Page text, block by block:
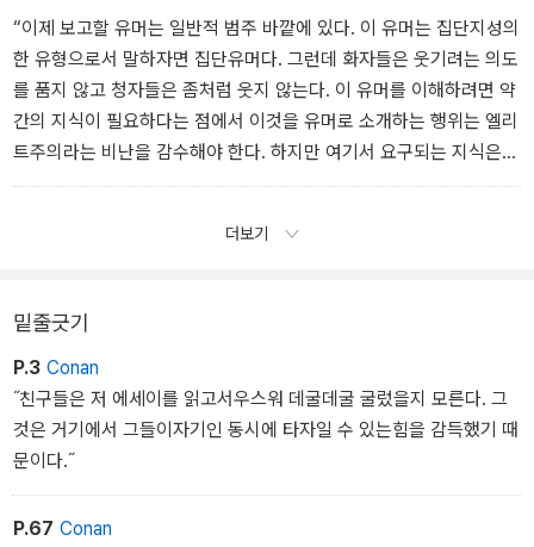
“이제 보고할 유머는 일반적 범주 바깥에 있다. 이 유머는 집단지성의
한 유형으로서 말하자면 집단유머다. 그런데 화자들은 웃기려는 의도
를 품지 않고 청자들은 좀처럼 웃지 않는다. 이 유머를 이해하려면 약
간의 지식이 필요하다는 점에서 이것을 유머로 소개하는 행위는 엘리
트주의라는 비난을 감수해야 한다. 하지만 여기서 요구되는 지식은
너무 시시하므로 본래 웃음이란 진리의 폭로일 뿐이라고 항변한다면
더보기
밑줄긋기
P.3 Conan
˝친구들은 저 에세이를 읽고서우스워 데굴데굴 굴렀을지 모른다. 그
것은 거기에서 그들이자기인 동시에 타자일 수 있는힘을 감득했기 때
문이다.˝
P.67 Conan